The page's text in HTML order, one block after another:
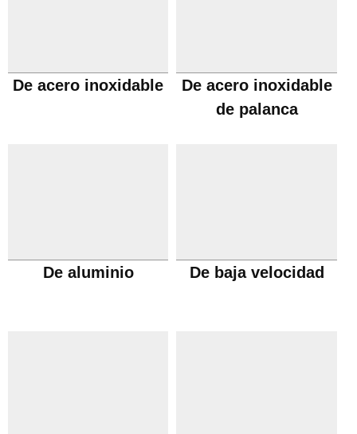
De acero inoxidable
De acero inoxidable
de palanca
De aluminio De baja velocidad